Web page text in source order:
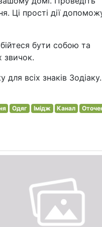
Ці прості дії
бути собою та
звичок.
всіх знаків Зодіаку.
Одяг Імідж Канал